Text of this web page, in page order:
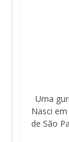
Uma
Nasci
de São